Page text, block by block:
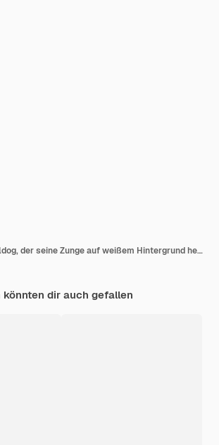
Cartoon-Bulldog, der seine Zunge auf weißem Hintergrund herausstreckt
könnten dir auch gefallen